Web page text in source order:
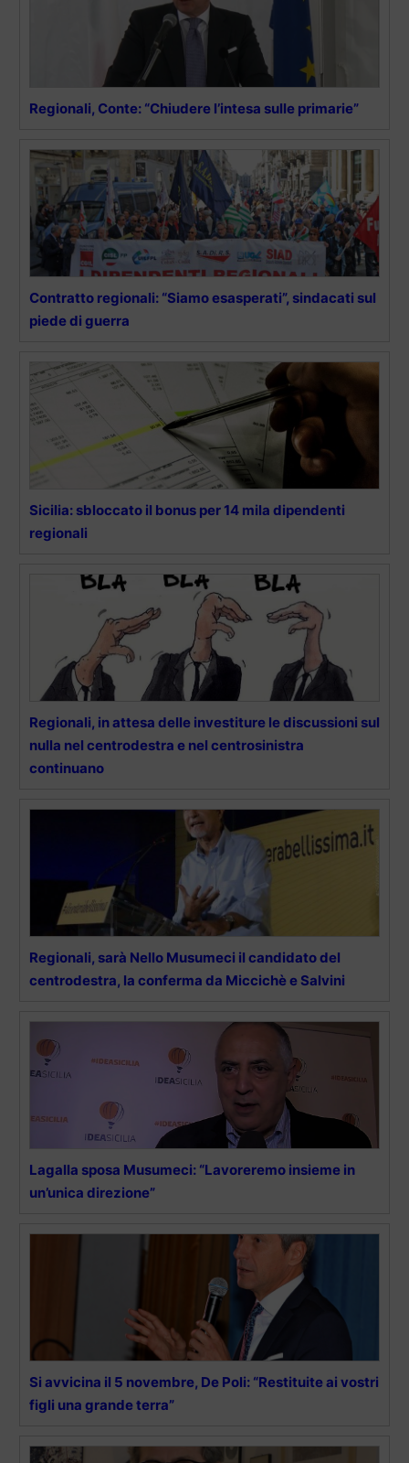
Regionali, Conte: “Chiudere l’intesa sulle primarie”
Contratto regionali: “Siamo esasperati”, sindacati sul
piede di guerra
Sicilia: sbloccato il bonus per 14 mila dipendenti
regionali
Regionali, in attesa delle investiture le discussioni sul
nulla nel centrodestra e nel centrosinistra
continuano
Regionali, sarà Nello Musumeci il candidato del
centrodestra, la conferma da Miccichè e Salvini
Lagalla sposa Musumeci: “Lavoreremo insieme in
un’unica direzione”
Si avvicina il 5 novembre, De Poli: “Restituite ai vostri
figli una grande terra”